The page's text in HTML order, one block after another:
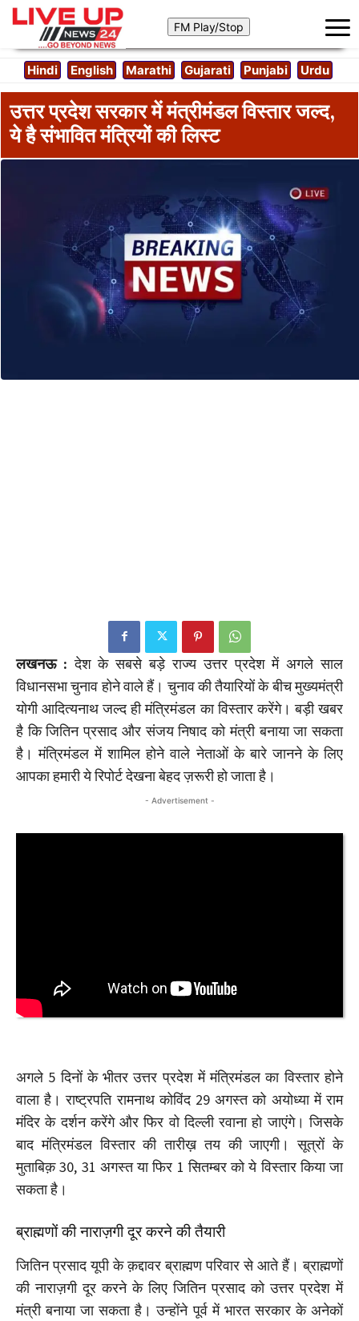
Hindi English Marathi Gujarati Punjabi Urdu
उत्तर प्रदेश सरकार में मंत्रीमंडल विस्तार जल्द,
ये है संभावित मंत्रियों की लिस्ट
लखनऊ : देश के सबसे बड़े राज्य उत्तर प्रदेश में अगले साल
विधानसभा चुनाव होने वाले हैं। चुनाव की तैयारियों के बीच मुख्यमंत्री
योगी आदित्यनाथ जल्द ही मंत्रिमंडल का विस्तार करेंगे। बड़ी खबर
है कि जितिन प्रसाद और संजय निषाद को मंत्री बनाया जा सकता
है। मंत्रिमंडल में शामिल होने वाले नेताओं के बारे जानने के लिए
आपका हमारी ये रिपोर्ट देखना बेहद ज़रूरी हो जाता है।
- Advertisement -
अगले 5 दिनों के भीतर उत्तर प्रदेश में मंत्रिमंडल का विस्तार होने
वाला है। राष्ट्रपति रामनाथ कोविंद 29 अगस्त को अयोध्या में राम
मंदिर के दर्शन करेंगे और फिर वो दिल्ली रवाना हो जाएंगे। जिसके
बाद मंत्रिमंडल विस्तार की तारीख़ तय की जाएगी। सूत्रों के
मुताबिक़ 30, 31 अगस्त या फिर 1 सितम्बर को ये विस्तार किया जा
सकता है।
ब्राह्मणों की नाराज़गी दूर करने की तैयारी
जितिन प्रसाद यूपी के क़द्दावर ब्राह्मण परिवार से आते हैं। ब्राह्मणों
की नाराज़गी दूर करने के लिए जितिन प्रसाद को उत्तर प्रदेश में
मंत्री बनाया जा सकता है। उन्होंने पूर्व में भारत सरकार के अनेकों